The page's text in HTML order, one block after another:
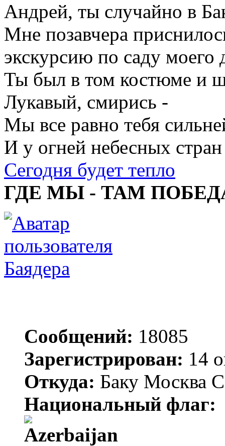
Андрей, ты случайно в
Мне позавчера
экскурсию по саду моего
Ты был в том костюме и
Лукавый, смирись -
Мы все равно тебя
И у огней небесных стран
Сегодня будет тепло
ГДЕ МЫ - ТАМ
Баядера
Сообщений: 18085
Зарегистрирован: 14
Откуда: Баку Москва
Национальный флаг: